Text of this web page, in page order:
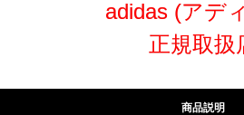
adidas (アデ
正規取扱
商品説明